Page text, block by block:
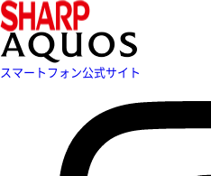
スマートフォン公式サイト